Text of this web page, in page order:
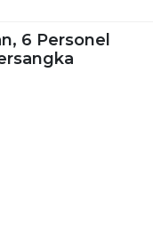
6 Personel